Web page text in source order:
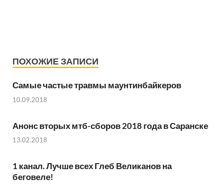
ПОХОЖИЕ ЗАПИСИ
Самые частые травмы маунтинбайкеров
10.09.2018
Анонс вторых мтб-сборов 2018 года в Саранске
13.02.2018
1 канал. Лучше всех Глеб Великанов на
беговеле!